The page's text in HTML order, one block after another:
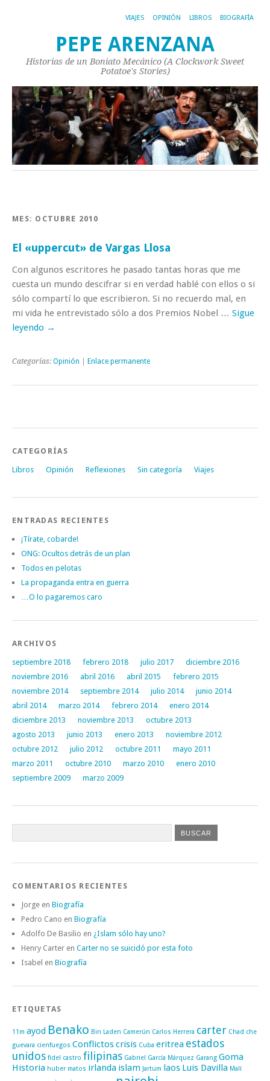
VIAJES OPINIÓN LIBROS BIOGRAFÍA
PEPE ARENZANA
Historias de un Boniato Mecánico (A Clockwork Sweet
Potatoe's Stories)
MES: OCTUBRE 2010
El «uppercut» de Vargas Llosa
Con algunos escritores he pasado tantas horas que me
cuesta un mundo descifrar si en verdad hablé con ellos o si
sólo compartí lo que escribieron. Si no recuerdo mal, en
mi vida he entrevistado sólo a dos Premios Nobel … Sigue
leyendo →
Categorías: Opinión Enlace permanente
CATEGORÍAS
Libros Opinión Reflexiones Sin categoría Viajes
ENTRADAS RECIENTES
¡Tírate, cobarde!
ONG: Ocultos detrás de un plan
Todos en pelotas
La propaganda entra en guerra
…O lo pagaremos caro
ARCHIVOS
septiembre 2018 febrero 2018 julio 2017
diciembre 2016
noviembre 2016
abril 2016 abril 2015
febrero 2015
noviembre 2014
septiembre 2014 julio 2014
junio 2014
abril 2014
marzo 2014 febrero 2014
enero 2014
diciembre 2013
noviembre 2013
octubre 2013
agosto 2013
junio 2013 enero 2013
noviembre 2012
octubre 2012
julio 2012 octubre 2011
mayo 2011
marzo 2011
octubre 2010 marzo 2010
enero 2010
septiembre 2009
marzo 2009
COMENTARIOS RECIENTES
Jorge en Biografía
Pedro Cano en Biografía
Adolfo De Basilio en ¿Islam sólo hay uno?
Henry Carter en Carter no se suicidó por esta foto
Isabel en Biografía
ETIQUETAS
11m ayod Benako Bin Laden Camerún Carlos Herrera carter Chad che
guevara cienfuegos Conflictoscrisis Cuba eritrea estados
unidos fidel castro filipinas Gabriel García Márquez Garang Goma
Historia huber matos irlanda islam Jartum laos Luis Davilla Malí